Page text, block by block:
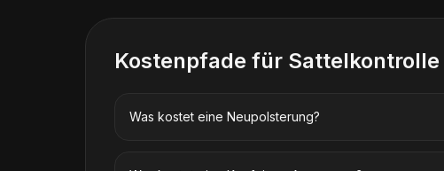
Kostenpfade für Sattelkontrolle
Was kostet eine Neupolsterung?